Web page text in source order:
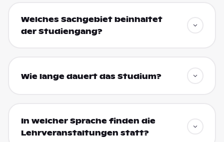
Welches Sachgebiet beinhaltet
der Studiengang?
Wie lange dauert das Studium?
In welcher Sprache finden die
Lehrveranstaltungen statt?